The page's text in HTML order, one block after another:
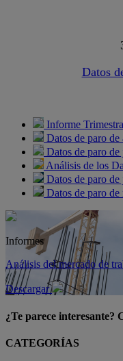
Datos
Informe
Datos de paro de
Datos de paro
Análisis de los
Datos de paro
Datos de paro
Informes
Análisis del mercado de
Descargar
¿Te parece interesante?
CATEGORÍAS